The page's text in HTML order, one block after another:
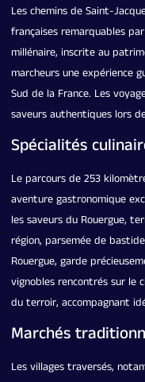
Les chemins de Saint-
françaises remarquables
millénaire, inscrite au
marcheurs une expérience
Sud de la France. Les
saveurs authentiques lors
Spécialités
Le parcours de 253
aventure gastronomique
les saveurs du Rouergue,
région, parsemée de
Rouergue, garde
vignobles rencontrés sur le
du terroir, accompagnant
Marchés
Les villages traversés,